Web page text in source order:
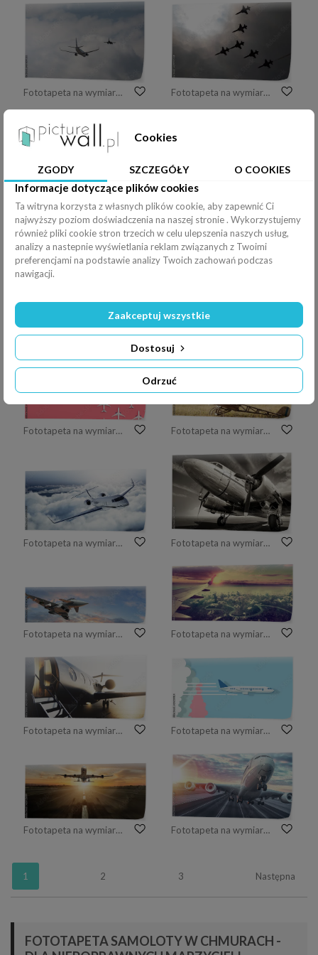
Fototapeta na wymiar airplane in the sky Fototapeta na wymiar pokazy lotnicze
Fototapeta na wymiar Military aircraft during the flight Fototapeta na wymiar Piękne ujęcie F16
Fototapeta na wymiar Żółty samolot latający na pasie startowym.
Fototapeta na wymiar Jedna wyjątkowa koncepcja samolotu z zabawkami widok z góry leżał płasko Fototapeta na wymiar Portret młodego lotnika w dziecięcym zabawkarskim samolocie
Fototapeta na wymiar Realistyczne zdjęcie prywatnego luksusowego odrzutowca White Luxury generic lecącego nad ziemią. Pusty niebieskie niebo z białymi chmurami przy tłem. Koncepcja podróży biznesowych. Poziomy. Renderowania 3d Fototapeta na wymiar historyczne samoloty na pasie startowym
Fototapeta na wymiar wojskowe myśliwce - nowoczesne uzbrojone wojskowe myśliwce latają na niebie Fototapeta na wymiar Podróży powietrznej pojęcie Latać nad miastem miejsce przeznaczenia. Krajobraz o zachodzie słońca nad chmurami.
Fototapeta na wymiar Prywatny samolot odrzutowy zaparkowany w terminalu. Luksusowa turystyka i podróż służbowa koncepcja transportu. Zbliżenie Renderowania 3d Fototapeta na wymiar koncepcja podróży lotniczych
Fototapeta na wymiar Startuje ogromny dwupiętrowy odrzutowiec komercyjny Fototapeta na wymiar Samolot startuje z lotniska.
1 2 3 Następna
FOTOTAPETA SAMOLOTY W CHMURACH -
Cookies
ZGODY SZCZEGÓŁY O COOKIES
Informacje dotyczące plików cookies
Ta witryna korzysta z własnych plików cookie, aby zapewnić Ci
najwyższy poziom doświadczenia na naszej stronie . Wykorzystujemy
również pliki cookie stron trzecich w celu ulepszenia naszych usług,
analizy a nastepnie wyświetlania reklam związanych z Twoimi
preferencjami na podstawie analizy Twoich zachowań podczas
nawigacji.
Odrzuć
Dostosuj
Zaakceptuj wszystkie